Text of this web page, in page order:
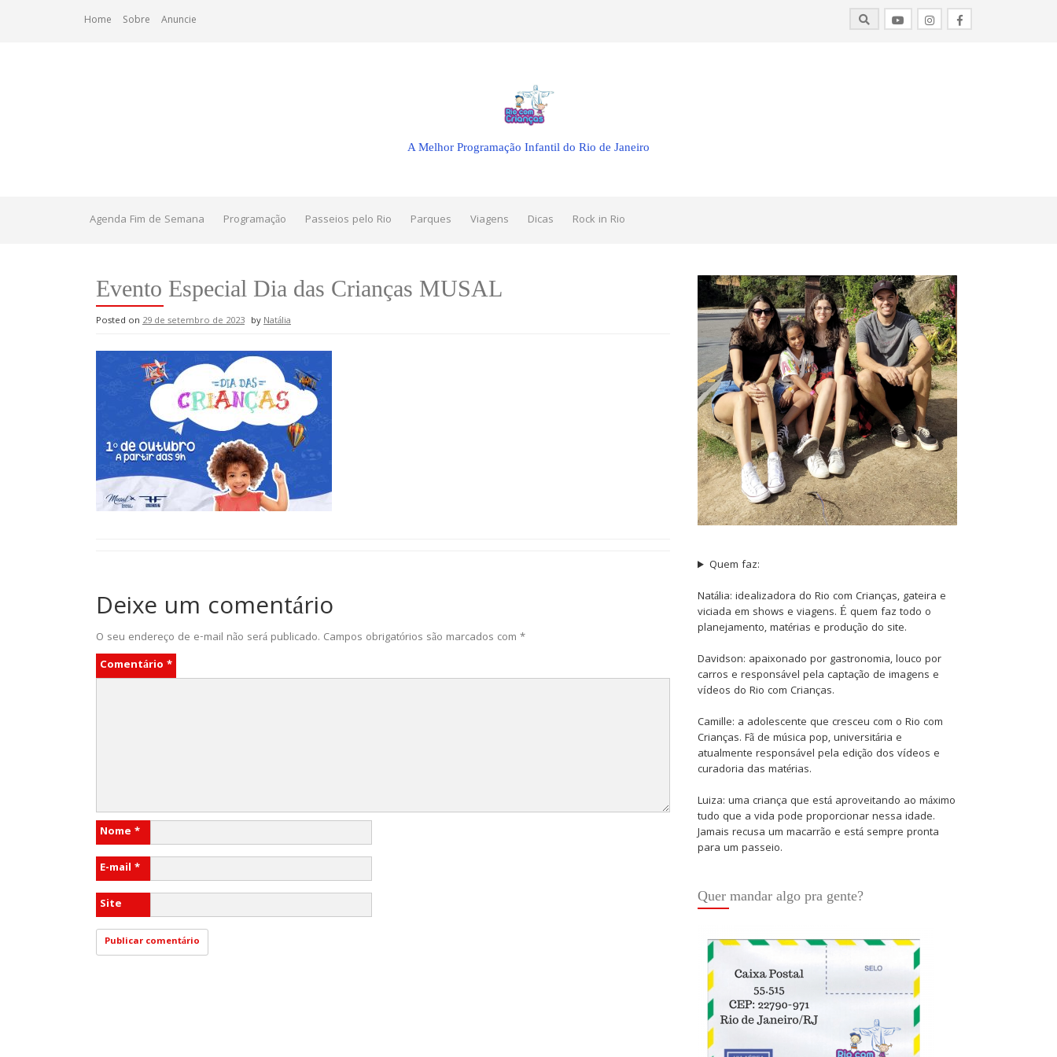
Home Sobre Anuncie
A Melhor Programação Infantil do Rio de Janeiro
Agenda Fim de Semana Programação Passeios pelo Rio Parques Viagens Dicas Rock in Rio
Evento Especial Dia das Crianças MUSAL
Posted on 29 de setembro de 2023 byNatália
Deixe um comentário
O seu endereço de e-mail não será publicado. Campos obrigatórios são marcados com *
Comentário *
Nome *
E-mail *
Site
Quem faz:
Natália: idealizadora do Rio com Crianças, gateira e
viciada em shows e viagens. É quem faz todo o
planejamento, matérias e produção do site.
Davidson: apaixonado por gastronomia, louco por
carros e responsável pela captação de imagens e
vídeos do Rio com Crianças.
Camille: a adolescente que cresceu com o Rio com
Crianças. Fã de música pop, universitária e
atualmente responsável pela edição dos vídeos e
curadoria das matérias.
Luiza: uma criança que está aproveitando ao máximo
tudo que a vida pode proporcionar nessa idade.
Jamais recusa um macarrão e está sempre pronta
para um passeio.
Quer mandar algo pra gente?